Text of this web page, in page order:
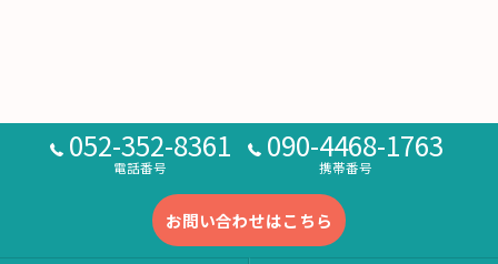
052-352-8361
電話番号
090-4468-1763
携帯番号
お問い合わせはこちら